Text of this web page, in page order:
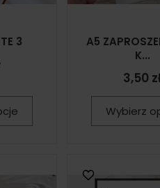
3
A5
K...
3,50
Wybierz